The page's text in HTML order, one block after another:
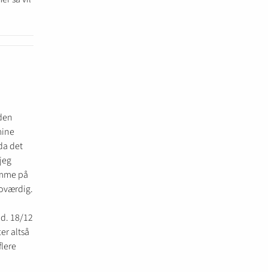
det
på
18/12
altså